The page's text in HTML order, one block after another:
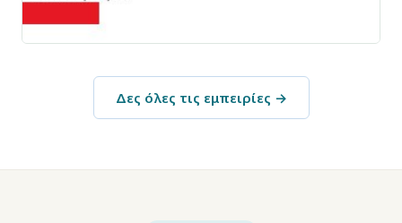
Δες όλες τις εμπειρίες →